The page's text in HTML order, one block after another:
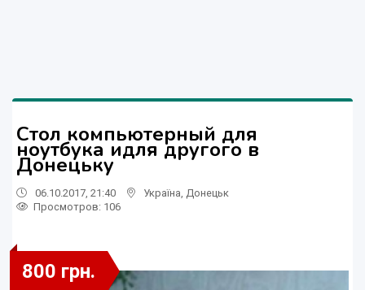
Стол компьютерный для
ноутбука идля другого в
Донецьку
06.10.2017, 21:40 Україна Донецьк
Просмотров: 106
800 грн.